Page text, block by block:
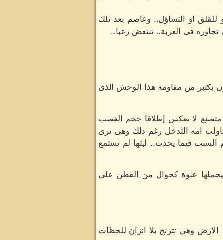
او التساؤل.. وعاصم بعد تلك
تجاوره فى العربة.. تنتفض رعبا..
بكثير من مقاومة هذا الوحش الذى
متصنع لا يعكس إطلاقا حجم الغضب
امه التدخل رغم ذلك وهى ترى
السبب فيما يحدث.. ليتها لم تستمع
عنوة كجوال من القطن على
الارض وهى تترنح بلا اتزان للحظات